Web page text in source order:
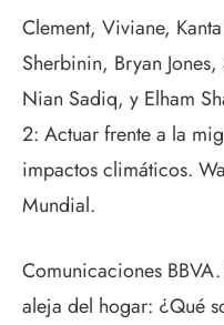
Clement, Viviane,
Sherbinin, Bryan
Nian Sadiq, y Elham
2: Actuar frente a la
impactos climáticos.
Mundial.
Comunicaciones
aleja del hogar: ¿Qué